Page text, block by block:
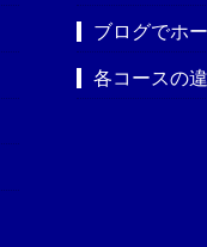
ブログでホ
各コースの